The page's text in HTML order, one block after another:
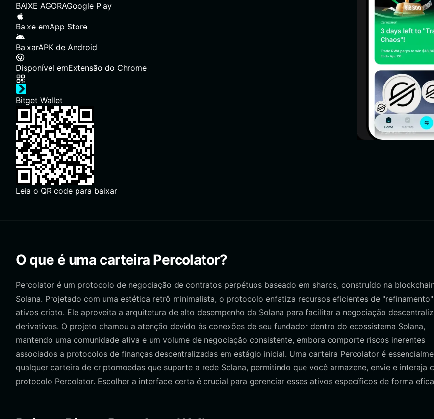
BAIXE AGORAGoogle Play
Baixe emApp Store
BaixarAPK de Android
Disponível emExtensão do Chrome
Bitget Wallet
Leia o QR code para baixar
O que é uma carteira Percolator?
Percolator é um protocolo de negociação de contratos perpétuos baseado em shards, construído na blockchain
Solana. Projetado com uma estética retrô minimalista, o protocolo enfatiza recursos eficientes de
ativos cripto. Ele aproveita a arquitetura de alto desempenho da Solana para facilitar a negociação
derivativos. O projeto chamou a atenção devido às conexões de seu fundador dentro do ecossistema Solana,
mantendo uma comunidade ativa e um volume de negociação consistente, embora comporte riscos inerentes
associados a protocolos de finanças descentralizadas em estágio inicial. Uma carteira Percolator é
qualquer carteira de criptomoedas que suporte a rede Solana, permitindo que você armazene, envie e interaja
protocolo Percolator. Escolher a interface certa é crucial para gerenciar esses ativos específicos de forma